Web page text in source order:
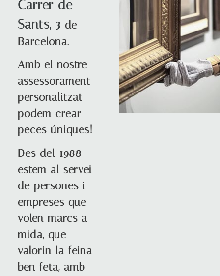
Carrer de
Sants, 3 de
Barcelona.
Amb el nostre
assessorament
personalitzat
podem crear
peces úniques!
Des del 1988
estem al servei
de persones i
empreses que
volen marcs a
mida, que
valorin la feina
ben feta, amb